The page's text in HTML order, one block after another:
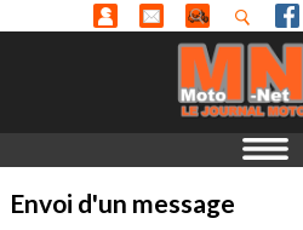
Envoi d'un message